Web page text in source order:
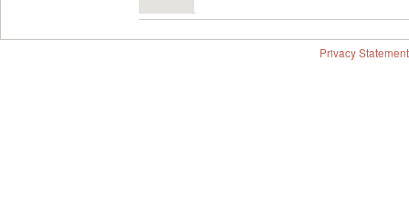
Privacy Statement